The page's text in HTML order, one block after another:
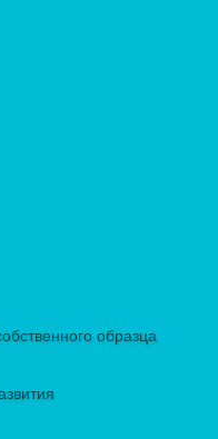
образца